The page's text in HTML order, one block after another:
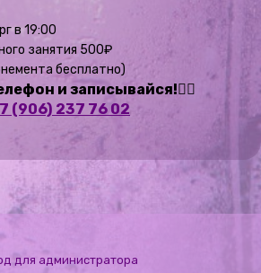
в 19:00
занятия 500₽
бесплатно)
и записывайся!👇🏻
(906) 237 76 02
для администратора